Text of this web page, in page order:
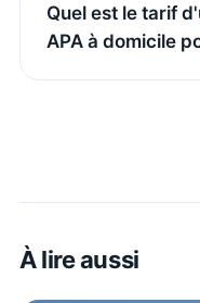
Quel est le tarif
APA à domicile
À lire aussi